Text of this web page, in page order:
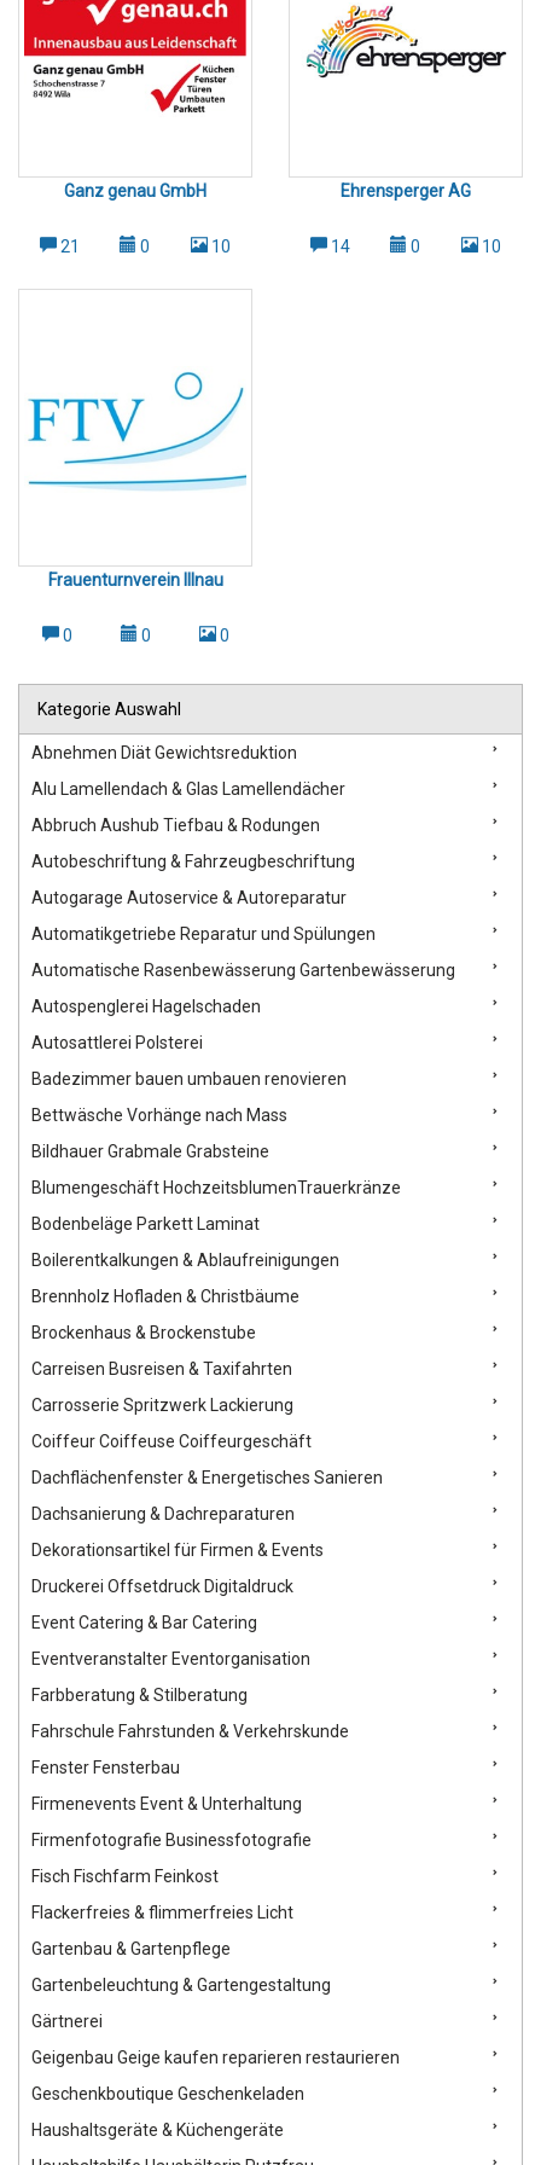
Ganz genau GmbH
21 0 10
Ehrensperger AG
14 0 10
Frauenturnverein Illnau
0 0 0
Kategorie Auswahl
Abnehmen Diät Gewichtsreduktion
Alu Lamellendach & Glas Lamellendächer
Abbruch Aushub Tiefbau & Rodungen
Autobeschriftung & Fahrzeugbeschriftung
Autogarage Autoservice & Autoreparatur
Automatikgetriebe Reparatur und Spülungen
Automatische Rasenbewässerung Gartenbewässerung
Autospenglerei Hagelschaden
Autosattlerei Polsterei
Badezimmer bauen umbauen renovieren
Bettwäsche Vorhänge nach Mass
Bildhauer Grabmale Grabsteine
Blumengeschäft HochzeitsblumenTrauerkränze
Bodenbeläge Parkett Laminat
Boilerentkalkungen & Ablaufreinigungen
Brennholz Hofladen & Christbäume
Brockenhaus & Brockenstube
Carreisen Busreisen & Taxifahrten
Carrosserie Spritzwerk Lackierung
Coiffeur Coiffeuse Coiffeurgeschäft
Dachflächenfenster & Energetisches Sanieren
Dachsanierung & Dachreparaturen
Dekorationsartikel für Firmen & Events
Druckerei Offsetdruck Digitaldruck
Event Catering & Bar Catering
Eventveranstalter Eventorganisation
Farbberatung & Stilberatung
Fahrschule Fahrstunden & Verkehrskunde
Fenster Fensterbau
Firmenevents Event & Unterhaltung
Firmenfotografie Businessfotografie
Fisch Fischfarm Feinkost
Flackerfreies & flimmerfreies Licht
Gartenbau & Gartenpflege
Gartenbeleuchtung & Gartengestaltung
Gärtnerei
Geigenbau Geige kaufen reparieren restaurieren
Geschenkboutique Geschenkeladen
Haushaltsgeräte & Küchengeräte